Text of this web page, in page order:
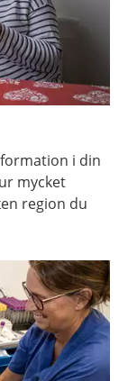
i din
mycket
region du